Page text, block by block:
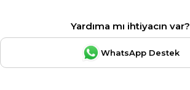
Yardıma mı ihtiyacın var?
WhatsApp Destek